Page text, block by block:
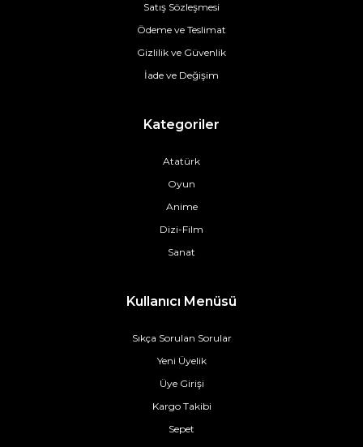
Satış Sözleşmesi
Ödeme ve Teslimat
Gizlilik ve Güvenlik
İade ve Değişim
Kategoriler
Atatürk
Oyun
Anime
Dizi-Film
Sanat
Kullanıcı Menüsü
Sıkça Sorulan Sorular
Yeni Üyelik
Üye Girişi
Kargo Takibi
Sepet